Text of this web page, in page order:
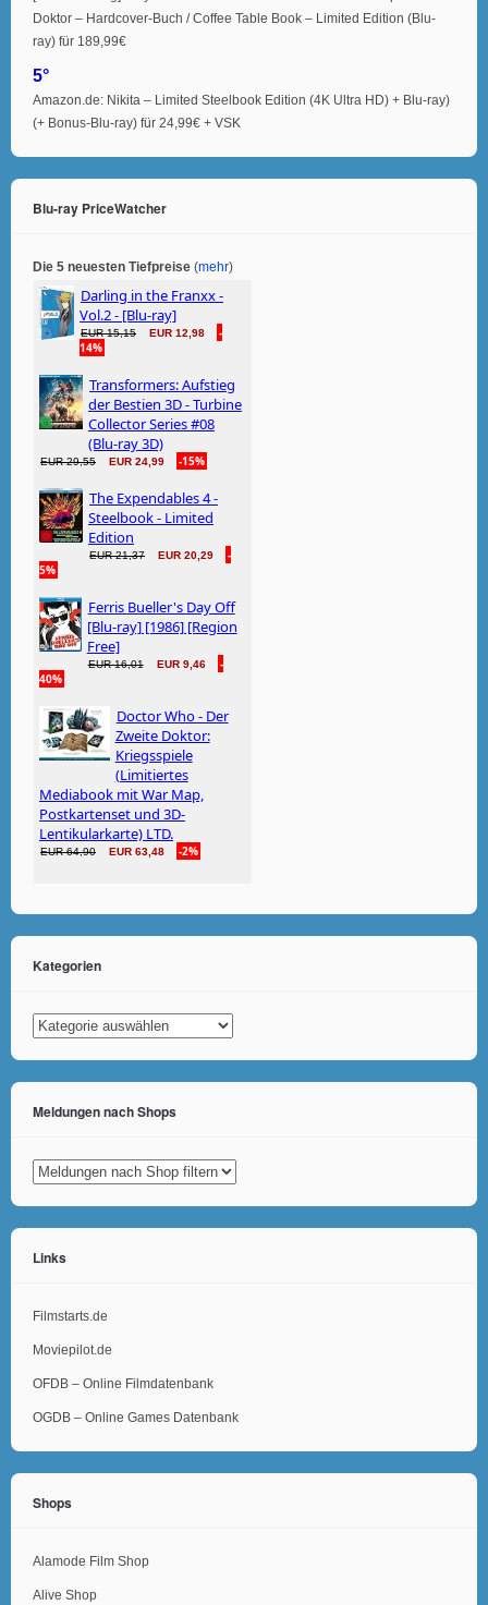
Doktor – Hardcover-Buch / Coffee Table Book – Limited Edition (Blu-
ray) für 189,99€
5°
Amazon.de: Nikita – Limited Steelbook Edition (4K Ultra HD) + Blu-ray)
(+ Bonus-Blu-ray) für 24,99€ + VSK
Blu-ray PriceWatcher
Die 5 neuesten Tiefpreise (mehr)
Kategorien
Kategorien
Meldungen nach Shops
Links
Filmstarts.de
Moviepilot.de
OFDB – Online Filmdatenbank
OGDB – Online Games Datenbank
Shops
Alamode Film Shop
Alive Shop